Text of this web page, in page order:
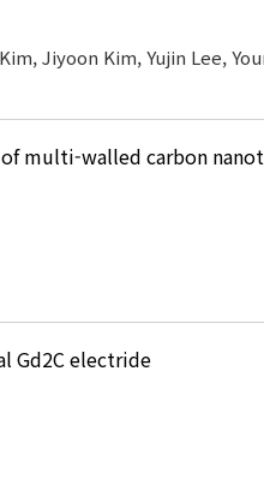
Jiyoon Kim, Yujin Lee,
multi-walled carbon
Gd2C electride